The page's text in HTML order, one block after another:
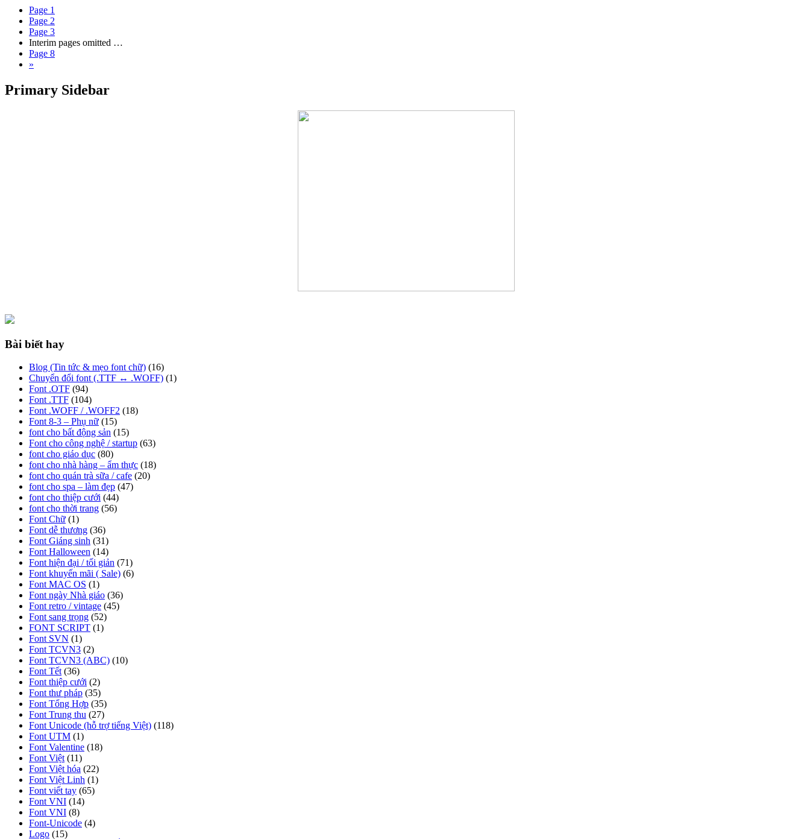
Page 1
Page 2
Page 3
Interim pages omitted …
Page 8
»
Primary Sidebar
Bài biết hay
Blog (Tin tức & mẹo font chữ) (16)
Chuyển đổi font (.TTF ↔ .WOFF) (1)
Font .OTF (94)
Font .TTF (104)
Font .WOFF / .WOFF2 (18)
Font 8-3 – Phụ nữ (15)
font cho bất động sản (15)
Font cho công nghệ / startup (63)
font cho giáo dục (80)
font cho nhà hàng – ẩm thực (18)
font cho quán trà sữa / cafe (20)
font cho spa – làm đẹp (47)
font cho thiệp cưới (44)
font cho thời trang (56)
Font Chữ (1)
Font dễ thương (36)
Font Giáng sinh (31)
Font Halloween (14)
Font hiện đại / tối giản (71)
Font khuyến mãi ( Sale) (6)
Font MAC OS (1)
Font ngày Nhà giáo (36)
Font retro / vintage (45)
Font sang trọng (52)
FONT SCRIPT (1)
Font SVN (1)
Font TCVN3 (2)
Font TCVN3 (ABC) (10)
Font Tết (36)
Font thiệp cưới (2)
Font thư pháp (35)
Font Tổng Hợp (35)
Font Trung thu (27)
Font Unicode (hỗ trợ tiếng Việt) (118)
Font UTM (1)
Font Valentine (18)
Font Việt (11)
Font Việt hóa (22)
Font Việt Linh (1)
Font viết tay (65)
Font VNI (14)
Font VNI (8)
Font-Unicode (4)
Logo (15)